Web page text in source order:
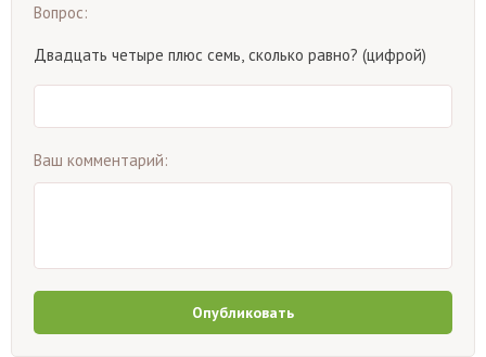
Вопрос:
Двадцать четыре плюс семь, сколько равно? (цифрой)
Ваш комментарий:
Опубликовать